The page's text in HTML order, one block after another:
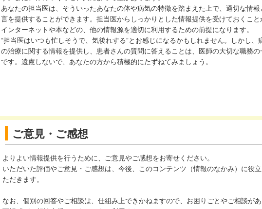
あなたの担当医は、そういったあなたの体や病気の特徴を踏まえた上で、適切な情報
言を提供することができます。担当医からしっかりとした情報提供を受けておくこと
インターネットや本などの、他の情報源を適切に利用するための前提になります。
“担当医はいつも忙しそうで、気後れする”とお感じになるかもしれません。しかし、
の治療に関する情報を提供し、患者さんの質問に答えることは、医師の大切な職務の
です。遠慮しないで、あなたの方から積極的にたずねてみましょう。
ご意見・ご感想
よりよい情報提供を行うために、ご意見やご感想をお寄せください。
いただいた評価やご意見・ご感想は、今後、このコンテンツ（情報のなかみ）に役
ただきます。
なお、個別の回答やご相談は、仕組み上できかねますので、お困りごとやご相談があ